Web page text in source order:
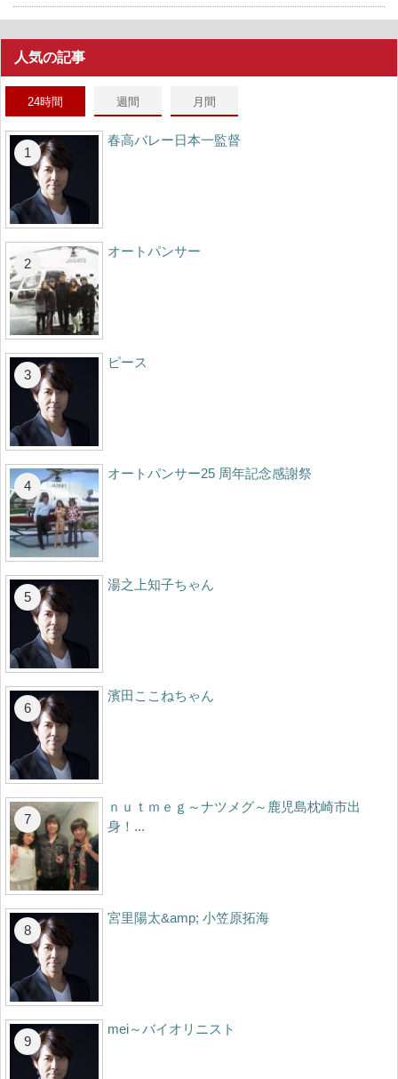
人気の記事
24時間 週間 月間
春高バレー日本一監督
オートパンサー
ピース
オートパンサー25 周年記念感謝祭
湯之上知子ちゃん
濱田ここねちゃん
ｎｕｔｍｅｇ～ナツメグ～鹿児島枕崎市出
身！...
宮里陽太&amp; 小笠原拓海
mei～バイオリニスト